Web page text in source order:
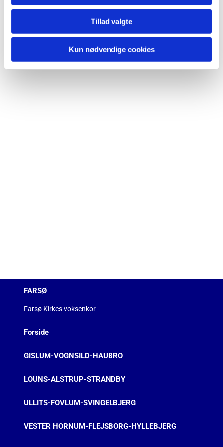
Tillad valgte
Kun nødvendige cookies
Du vil måske også kunne
lide...
FARSØ
Farsø Kirkes voksenkor
Forside
GISLUM-VOGNSILD-HAUBRO
LOUNS-ALSTRUP-STRANDBY
ULLITS-FOVLUM-SVINGELBJERG
VESTER HORNUM-FLEJSBORG-HYLLEBJERG